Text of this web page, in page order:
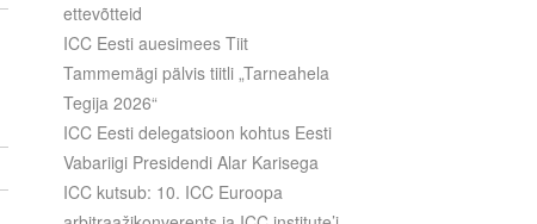
ettevõtteid
ICC Eesti auesimees Tiit
Tammemägi pälvis tiitli „Tarneahela
Tegija 2026“
ICC Eesti delegatsioon kohtus Eesti
Vabariigi Presidendi Alar Karisega
ICC kutsub: 10. ICC Euroopa